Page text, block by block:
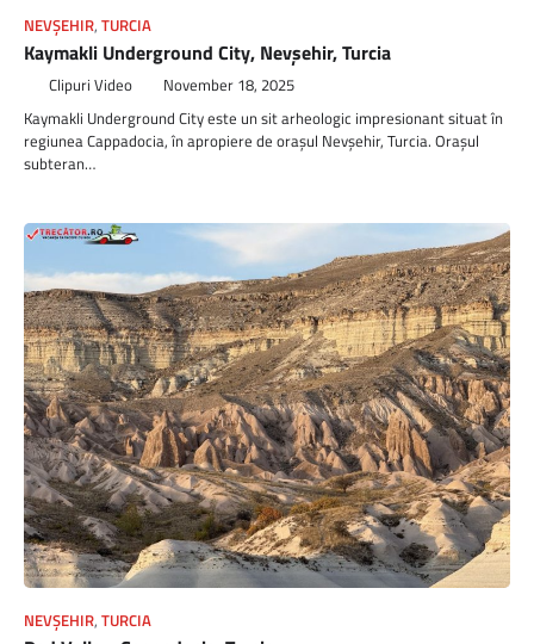
NEVŞEHIR, TURCIA
Kaymakli Underground City, Nevşehir, Turcia
Clipuri Video November 18, 2025
Kaymakli Underground City este un sit arheologic impresionant situat în
regiunea Cappadocia, în apropiere de orașul Nevşehir, Turcia. Orașul
subteran…
NEVŞEHIR, TURCIA